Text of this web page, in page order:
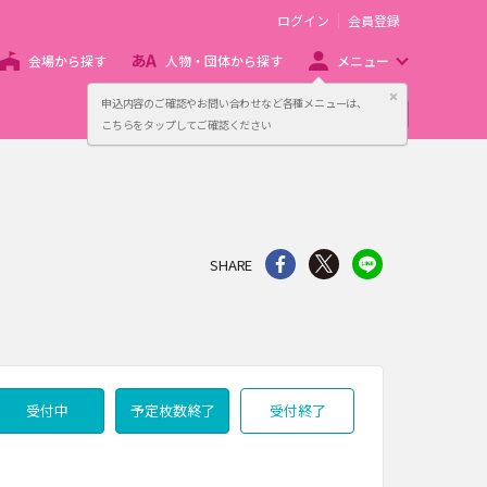
申込内容のご確認やお問い合わせなど各種メニューは、
こちらをタップしてご確認ください
閉じる
ログイン 会員登録
会場から探す 人物・団体から探す メニュー
主催者向け販売サービス
SHARE シェア Twitter
受付中 予定枚数終了 受付終了